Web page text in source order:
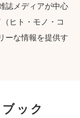
誌メディアが中心
ヒト・モノ・コ
ーな情報を提供す
ック